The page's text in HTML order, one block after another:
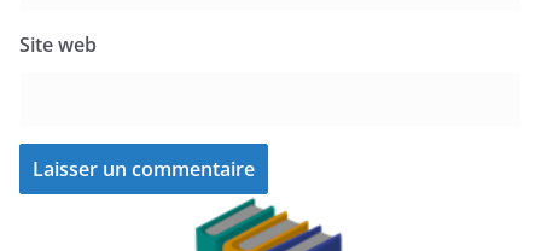
Site web